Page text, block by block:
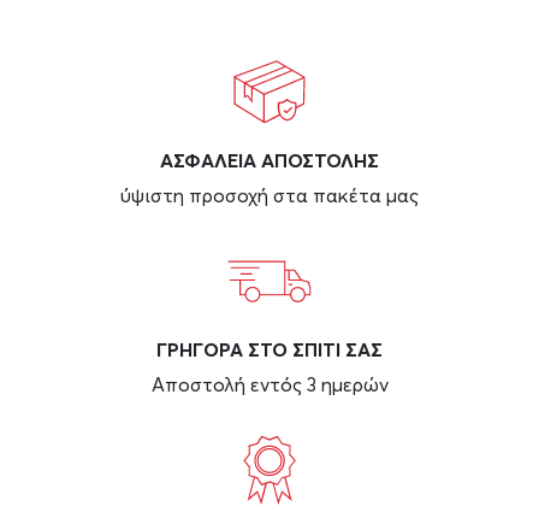
ΑΣΦAΛΕΙΑ ΑΠΟΣΤΟΛΗΣ
ύψιστη προσοχή στα πακέτα μας
ΓΡΗΓΟΡΑ ΣΤΟ ΣΠΙΤΙ ΣΑΣ
Αποστολή εντός 3 ημερών